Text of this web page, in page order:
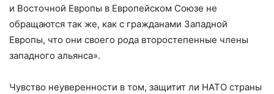
и Восточной Европы в Европейском Союзе не
обращаются так же, как с гражданами Западной
Европы, что они своего рода второстепенные члены
западного альянса».
Чувство неуверенности в том, защитит ли НАТО страны